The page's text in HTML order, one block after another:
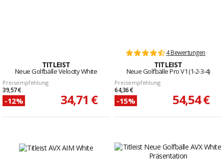
TITLEIST
Neue Golfbälle Velocity White
Preisempfehlung
39,57 €
-12% 34,71 €
4 Bewertungen
TITLEIST
Neue Golfbälle Pro V1 (1-2-3-4)
Preisempfehlung
64,36 €
-15% 54,54 €